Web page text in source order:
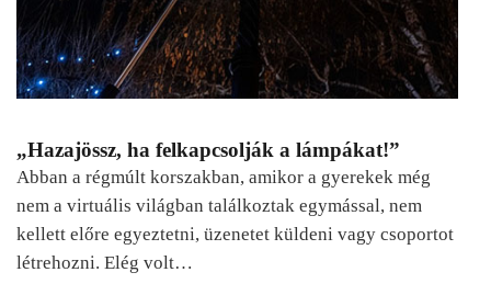
„Hazajössz, ha felkapcsolják a lámpákat!”
Abban a régmúlt korszakban, amikor a gyerekek még
nem a virtuális világban találkoztak egymással, nem
kellett előre egyeztetni, üzenetet küldeni vagy csoportot
létrehozni. Elég volt…